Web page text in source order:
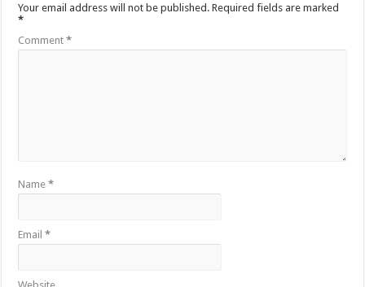
Your email address will not be published. Required fields are marked
*
Comment*
Name*
Email*